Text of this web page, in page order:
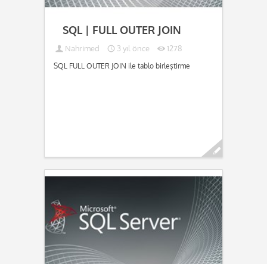
SQL | FULL OUTER JOIN
Nahrimed 3 yıl önce 1278
SQL FULL OUTER JOIN ile tablo birleştirme